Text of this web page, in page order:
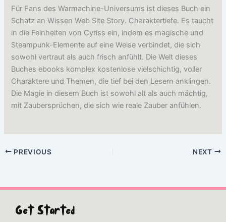
Für Fans des Warmachine-Universums ist dieses Buch ein
Schatz an Wissen Web Site Story. Charaktertiefe. Es taucht
in die Feinheiten von Cyriss ein, indem es magische und
Steampunk-Elemente auf eine Weise verbindet, die sich
sowohl vertraut als auch frisch anfühlt. Die Welt dieses
Buches ebooks komplex kostenlose vielschichtig, voller
Charaktere und Themen, die tief bei den Lesern anklingen.
Die Magie in diesem Buch ist sowohl alt als auch mächtig,
mit Zaubersprüchen, die sich wie reale Zauber anfühlen.
PREVIOUS NEXT
Get Started